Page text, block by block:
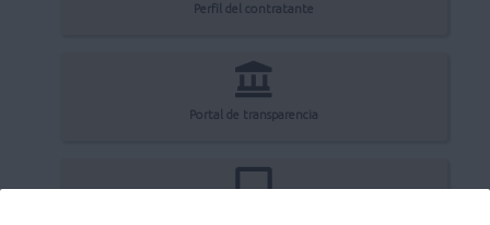
Perfil del contratante
Portal de transparencia